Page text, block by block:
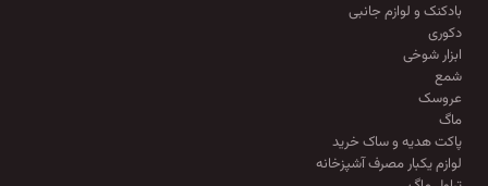
بادکنک و لوازم جانبی
دکوری
ابزار شوخی
شمع
عروسک
ماگ
پاکت هدیه و ساک خرید
لوازم یکبار مصرف آشپزخانه